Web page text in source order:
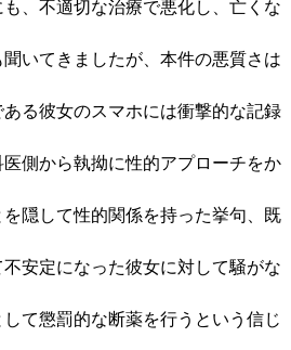
、不適切な治療で悪化し、亡くな
いてきましたが、本件の悪質さは
る彼女のスマホには衝撃的な記録
側から執拗に性的アプローチをか
隠して性的関係を持った挙句、既
安定になった彼女に対して騒がな
て懲罰的な断薬を行うという信じ